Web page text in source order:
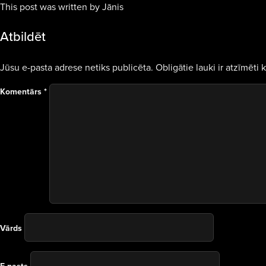
This post was written by Jānis
Atbildēt
Jūsu e-pasta adrese netiks publicēta. Obligātie lauki ir atzīmēti
Komentārs *
Vārds